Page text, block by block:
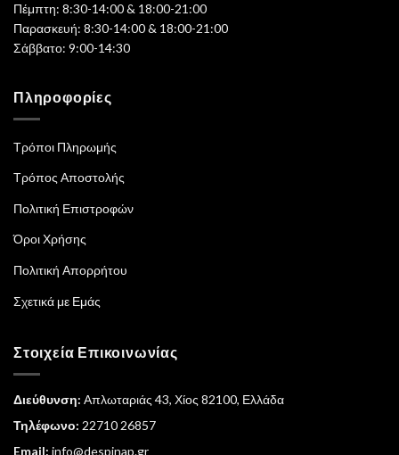
Πέμπτη: 8:30-14:00 & 18:00-21:00
Παρασκευή: 8:30-14:00 & 18:00-21:00
Σάββατο: 9:00-14:30
Πληροφορίες
Τρόποι Πληρωμής
Τρόπος Αποστολής
Πολιτική Επιστροφών
Όροι Χρήσης
Πολιτική Απορρήτου
Σχετικά με Εμάς
Στοιχεία Επικοινωνίας
Διεύθυνση: Απλωταριάς 43, Χίος 82100, Ελλάδα
Τηλέφωνο: 22710 26857
Email: info@despinap.gr